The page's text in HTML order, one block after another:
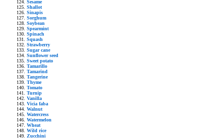
Sesame
Shallot
Sinapis
Sorghum
Soybean
Spearmint
Spinach
Squash
Strawberry
Sugar cane
Sunflower seed
Sweet potato
Tamarillo
Tamarind
Tangerine
Thyme
Tomato
Turnip
Vanilla
Vicia faba
Walnut
Watercress
Watermelon
Wheat
Wild rice
Zucchini